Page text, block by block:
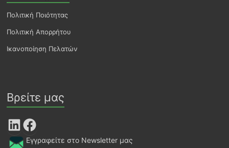
Πολιτική Ποιότητας
Πολιτική Απορρήτου
Ικανοποίηση Πελατών
Βρείτε μας
LinkedIn Facebook
Εγγραφείτε στο Newsletter μας